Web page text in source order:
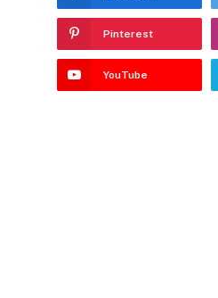
Pinterest
YouTube